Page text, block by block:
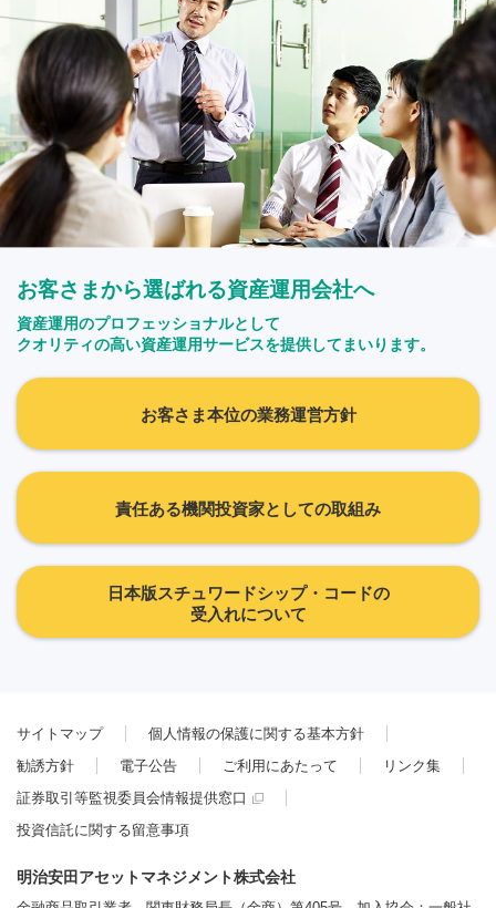
お客さまから選ばれる資産運用会社へ
資産運用のプロフェッショナルとして
クオリティの高い資産運用サービスを提供してまいります。
お客さま本位の業務運営方針
責任ある機関投資家としての取組み
日本版スチュワードシップ・コードの
受入れについて
サイトマップ
個人情報の保護に関する基本方針
勧誘方針
電子公告 ご利用にあたって
リンク集
証券取引等監視委員会情報提供窓口
投資信託に関する留意事項
明治安田アセットマネジメント株式会社